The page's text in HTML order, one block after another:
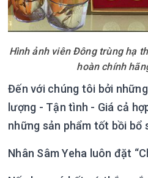
Hình ảnh viên Đông trùng hạ
hoàn chính
Đến với chúng tôi bởi
lượng - Tận tình - Giá cả
những sản phẩm tốt bồi bổ
Nhân Sâm Yeha luôn đặt